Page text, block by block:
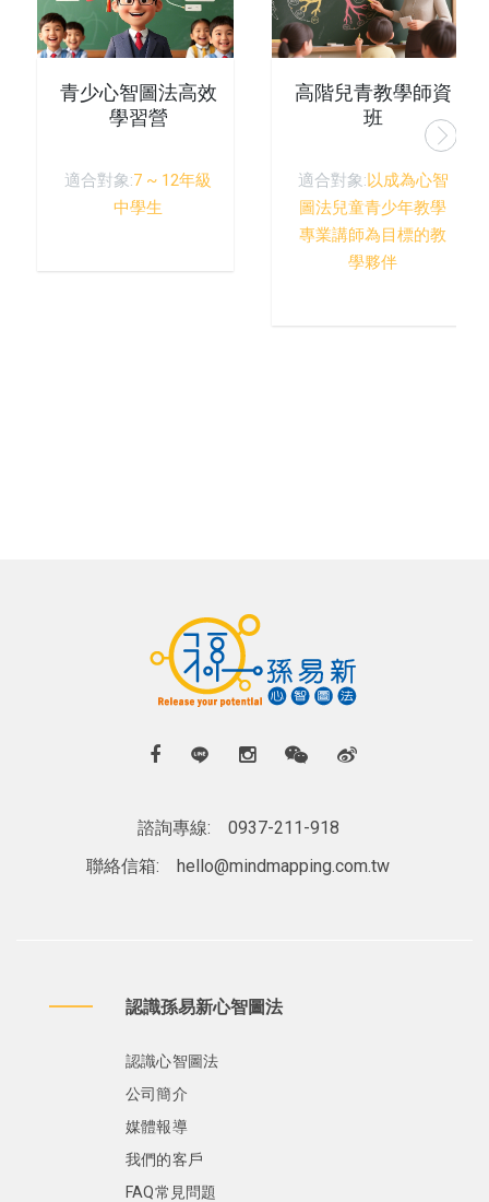
青少心智圖法高效
學習營
適合對象:7 ~ 12年級
中學生
高階兒青教學師資
班
適合對象:以成為心智
圖法兒童青少年教學
專業講師為目標的教
學夥伴
諮詢專線:
0937-211-918
聯絡信箱:
hello@mindmapping.com.tw
認識孫易新心智圖法
認識心智圖法
公司簡介
媒體報導
我們的客戶
FAQ常見問題